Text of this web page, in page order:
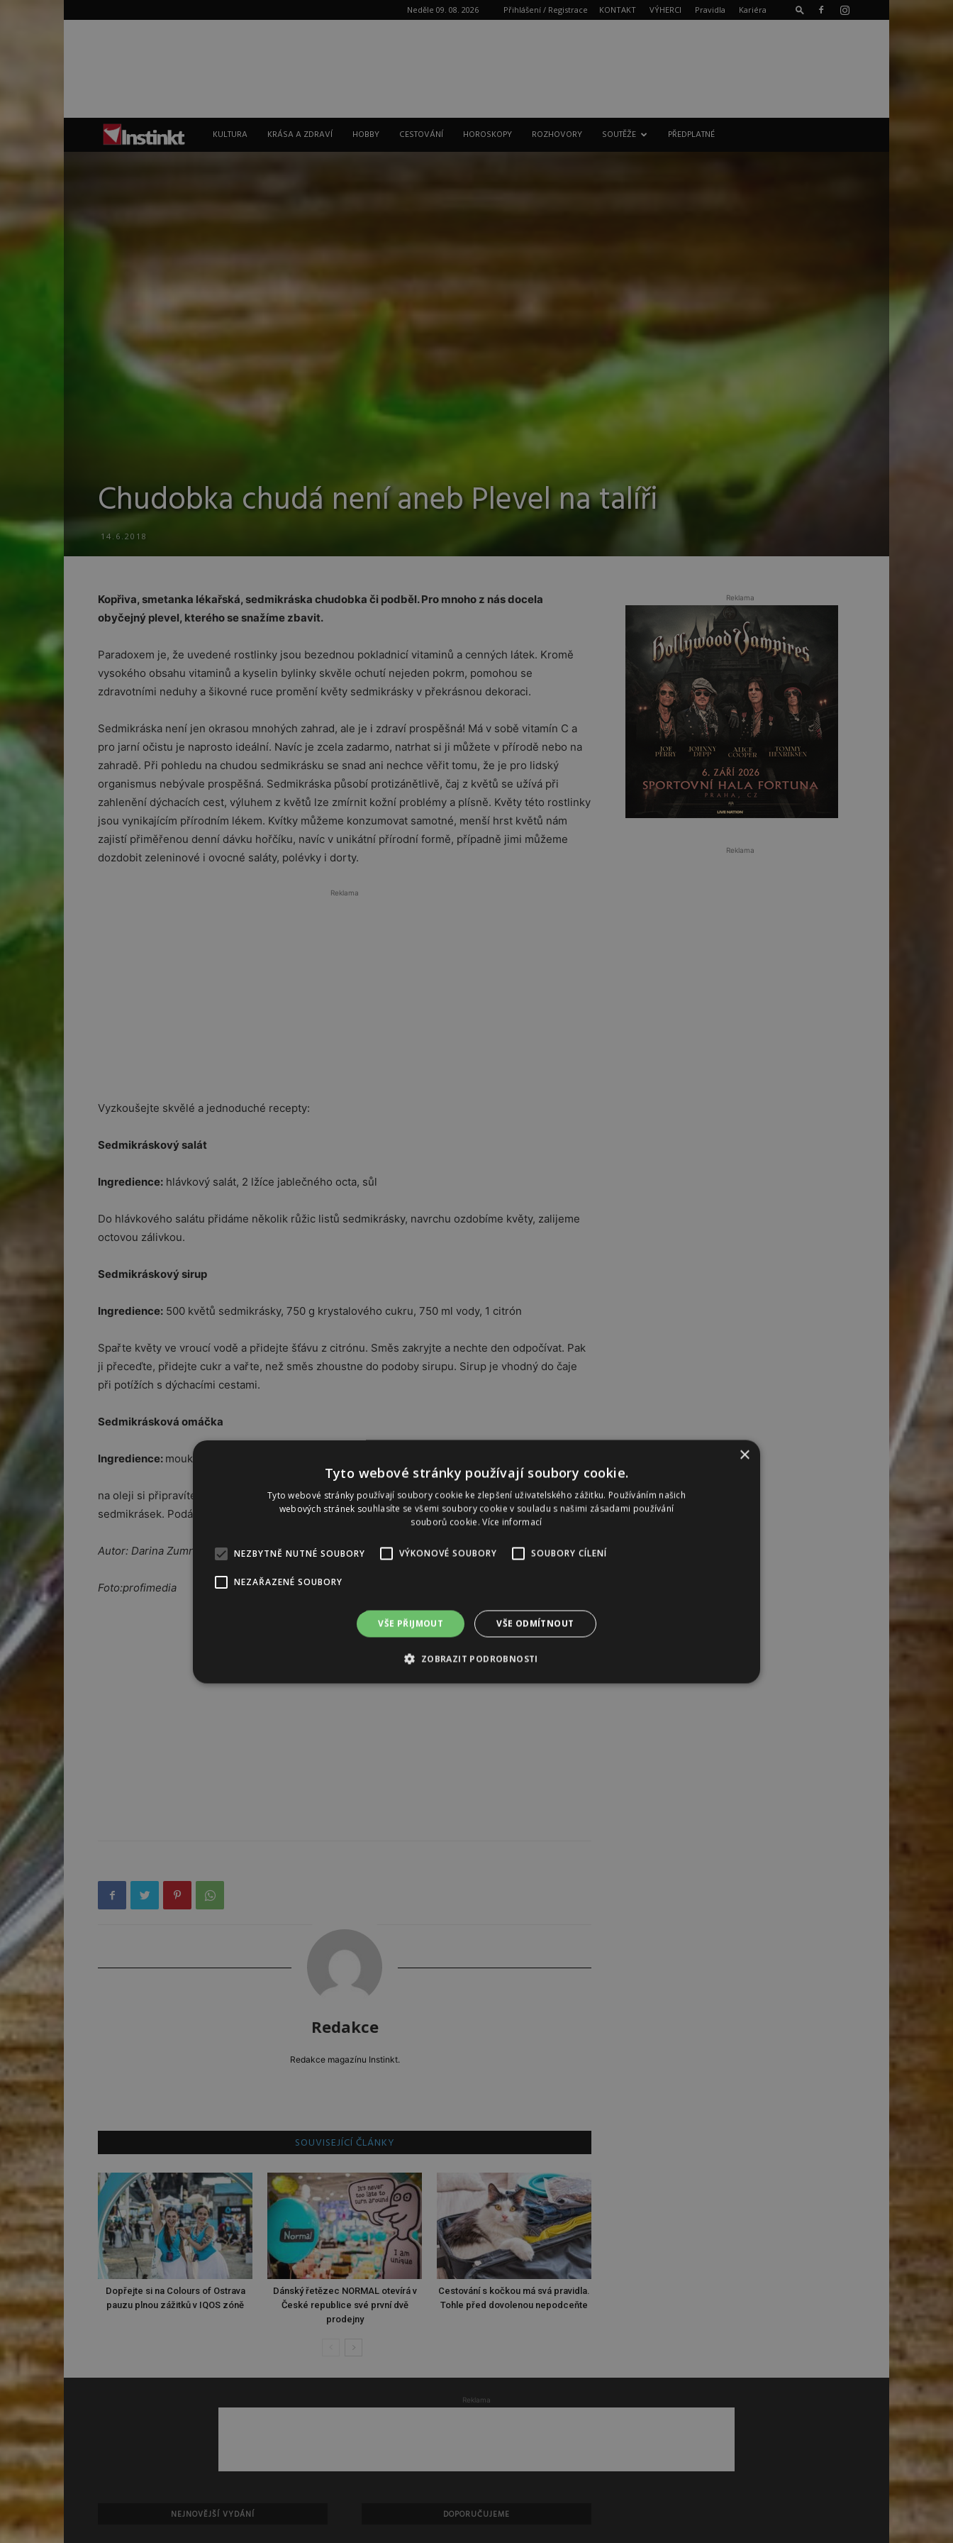
Neděle 09. 08. 2026 Přihlášení / Registrace KONTAKT VÝHERCI Pravidla Kariéra
Instinkt
KULTURA KRÁSA A ZDRAVÍ HOBBY CESTOVÁNÍ HOROSKOPY ROZHOVORY SOUTĚŽE PŘEDPLATNÉ
Chudobka chudá není aneb Plevel na talíři
14.6.2018
Kopřiva, smetanka lékařská, sedmikráska chudobka či podběl. Pro mnoho z nás docela
obyčejný plevel, kterého se snažíme zbavit.
Paradoxem je, že uvedené rostlinky jsou bezednou pokladnicí vitaminů a cenných látek. Kromě
vysokého obsahu vitaminů a kyselin bylinky skvěle ochutí nejeden pokrm, pomohou se
zdravotními neduhy a šikovné ruce promění květy sedmikrásky v překrásnou dekoraci.
Sedmikráska není jen okrasou mnohých zahrad, ale je i zdraví prospěšná! Má v sobě vitamín C a
pro jarní očistu je naprosto ideální. Navíc je zcela zadarmo, natrhat si ji můžete v přírodě nebo na
zahradě. Při pohledu na chudou sedmikrásku se snad ani nechce věřit tomu, že je pro lidský
organismus nebývale prospěšná. Sedmikráska působí protizánětlivě, čaj z květů se užívá při
zahlenění dýchacích cest, výluhem z květů lze zmírnit kožní problémy a plísně. Květy této rostlinky
jsou vynikajícím přírodním lékem. Kvítky můžeme konzumovat samotné, menší hrst květů nám
zajistí přiměřenou denní dávku hořčíku, navíc v unikátní přírodní formě, případně jimi můžeme
dozdobit zeleninové i ovocné saláty, polévky i dorty.
Reklama
Vyzkoušejte skvělé a jednoduché recepty:
Sedmikráskový salát
Ingredience: hlávkový salát, 2 lžíce jablečného octa, sůl
Do hlávkového salátu přidáme několik růžic listů sedmikrásky, navrchu ozdobíme květy, zalijeme
octovou zálivkou.
Sedmikráskový sirup
Ingredience: 500 květů sedmikrásky, 750 g krystalového cukru, 750 ml vody, 1 citrón
Spařte květy ve vroucí vodě a přidejte šťávu z citrónu. Směs zakryjte a nechte den odpočívat. Pak
ji přeceďte, přidejte cukr a vařte, než směs zhoustne do podoby sirupu. Sirup je vhodný do čaje
při potížích s dýchacími cestami.
Sedmikrásková omáčka
Ingredience: mouka, olej, pórek, mléko, sůl, listy i květy sedmikárek
na oleji si připravíte jíšku s pórkem, přidáte mléko, osolíme a přidáme jemně nasekané listy a květy
sedmikrásek. Podává se ztracenými vejci nebo k rybě.
Autor: Darina Zumrová
Foto:profimedia
Reklama
Redakce
Redakce magazínu Instinkt.
SOUVISEJÍCÍ ČLÁNKY
Dopřejte si na Colours of Ostrava
pauzu plnou zážitků v IQOS zóně
Dánský řetězec NORMAL otevírá v
České republice své první dvě
prodejny
Cestování s kočkou má svá pravidla.
Tohle před dovolenou nepodceňte
Reklama
Reklama
Reklama
NEJNOVĚJŠÍ VYDÁNÍ DOPORUČUJEME
×
Tyto webové stránky používají soubory cookie.
Tyto webové stránky používají soubory cookie ke zlepšení uživatelského zážitku. Používáním našich
webových stránek souhlasíte se všemi soubory cookie v souladu s našimi zásadami používání
souborů cookie.Více informací
NEZBYTNĚ NUTNÉ SOUBORY VÝKONOVÉ SOUBORY SOUBORY CÍLENÍ
NEZAŘAZENÉ SOUBORY
VŠE PŘIJMOUT VŠE ODMÍTNOUT
ZOBRAZIT PODROBNOSTI